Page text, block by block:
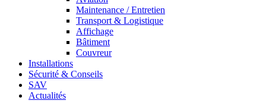
Maintenance / Entretien
Transport & Logistique
Affichage
Bâtiment
Couvreur
Installations
Sécurité & Conseils
SAV
Actualités